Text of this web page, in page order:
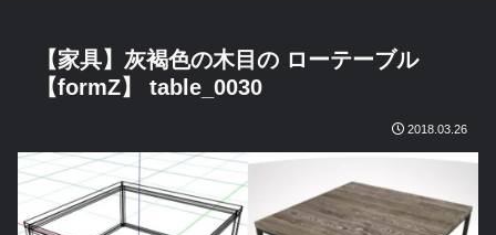
【家具】灰褐色の木目の ローテーブル
【formZ】 table_0030
2018.03.26